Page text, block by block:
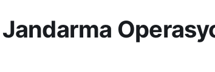
Jandarma